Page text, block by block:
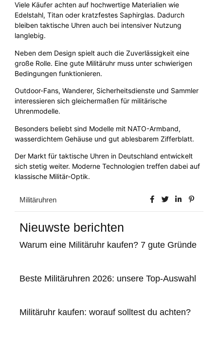
Viele Käufer achten auf hochwertige Materialien wie
Edelstahl, Titan oder kratzfestes Saphirglas. Dadurch
bleiben taktische Uhren auch bei intensiver Nutzung
langlebig.
Neben dem Design spielt auch die Zuverlässigkeit eine
große Rolle. Eine gute Militäruhr muss unter schwierigen
Bedingungen funktionieren.
Outdoor-Fans, Wanderer, Sicherheitsdienste und Sammler
interessieren sich gleichermaßen für militärische
Uhrenmodelle.
Besonders beliebt sind Modelle mit NATO-Armband,
wasserdichtem Gehäuse und gut ablesbarem Zifferblatt.
Der Markt für taktische Uhren in Deutschland entwickelt
sich stetig weiter. Moderne Technologien treffen dabei auf
klassische Militär-Optik.
Militäruhren
Nieuwste berichten
Warum eine Militäruhr kaufen? 7 gute Gründe
Beste Militäruhren 2026: unsere Top-Auswahl
Militäruhr kaufen: worauf solltest du achten?